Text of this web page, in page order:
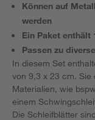
Können auf
werden
Ein Paket
Passen zu
In diesem Set
von 9,3 x 23 cm.
Materialien, wie
einem
Die Schleifblätter